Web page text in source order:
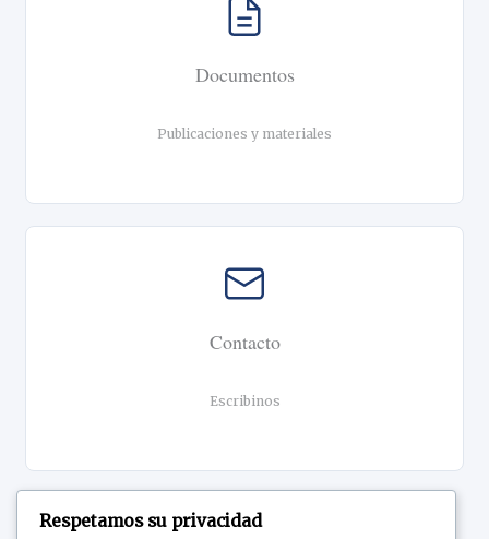
Documentos
Publicaciones y materiales
Contacto
Escribinos
Respetamos su privacidad